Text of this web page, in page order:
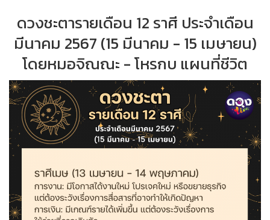
ดวงชะตารายเดือน 12 ราศี ประจำเดือน
มีนาคม 2567 (15 มีนาคม - 15 เมษายน)
โดยหมอจิณณะ - โหรกบ แผนที่ชีวิต